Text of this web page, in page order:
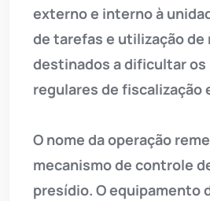
externo e interno à
de tarefas e utilização de
destinados a dificultar
regulares de fiscalização
O nome da operação
mecanismo de controle
presídio. O equipamento